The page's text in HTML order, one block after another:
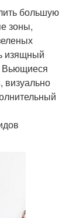
большую
зоны,
изящный
Вьющиеся
визуально